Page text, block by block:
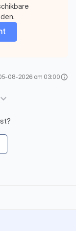
08-2026 om 03:00info
keyboard_arrow_down